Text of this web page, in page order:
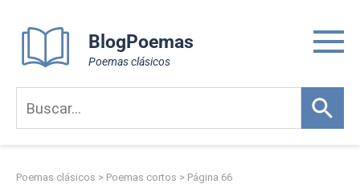
content
BlogPoemas
Poemas clásicos
Poemas clásicos > Poemas cortos > Página 66